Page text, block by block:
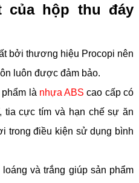
của hộp thu đáy
bởi thương hiệu Procopi nên
luôn được đảm bảo.
là nhựa ABS cao cấp có
tia cực tím và hạn chế sự ăn
trong điều kiện sử dụng bình
và trắng giúp sản phẩm